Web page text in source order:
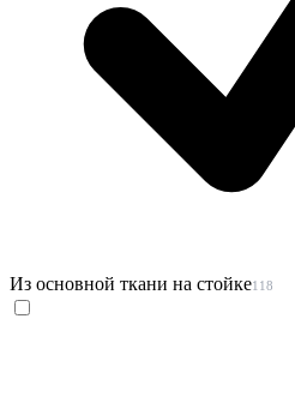
Из основной ткани на стойке118